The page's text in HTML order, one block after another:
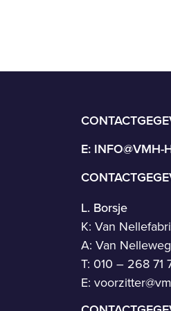
E: INFO@VMH-
L. Borsje
K: Van
A: Van
T: 010 – 268 71
E: